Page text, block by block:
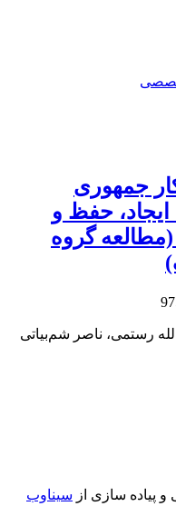
جمهوری
ایجاد، حفظ و
گروه
رستمی، ناصر شم‌بیاتی
پیاده سازی از سیناوب